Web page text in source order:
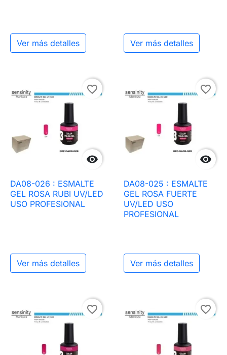
Ver más detalles Ver más detalles

favorite_border
DA08-026 : ESMALTE
GEL ROSA RUBI UV/LED
USO PROFESIONAL
Ver más detalles

favorite_border
DA08-025 : ESMALTE
GEL ROSA FUERTE
UV/LED USO
PROFESIONAL
Ver más detalles
favorite_border favorite_border